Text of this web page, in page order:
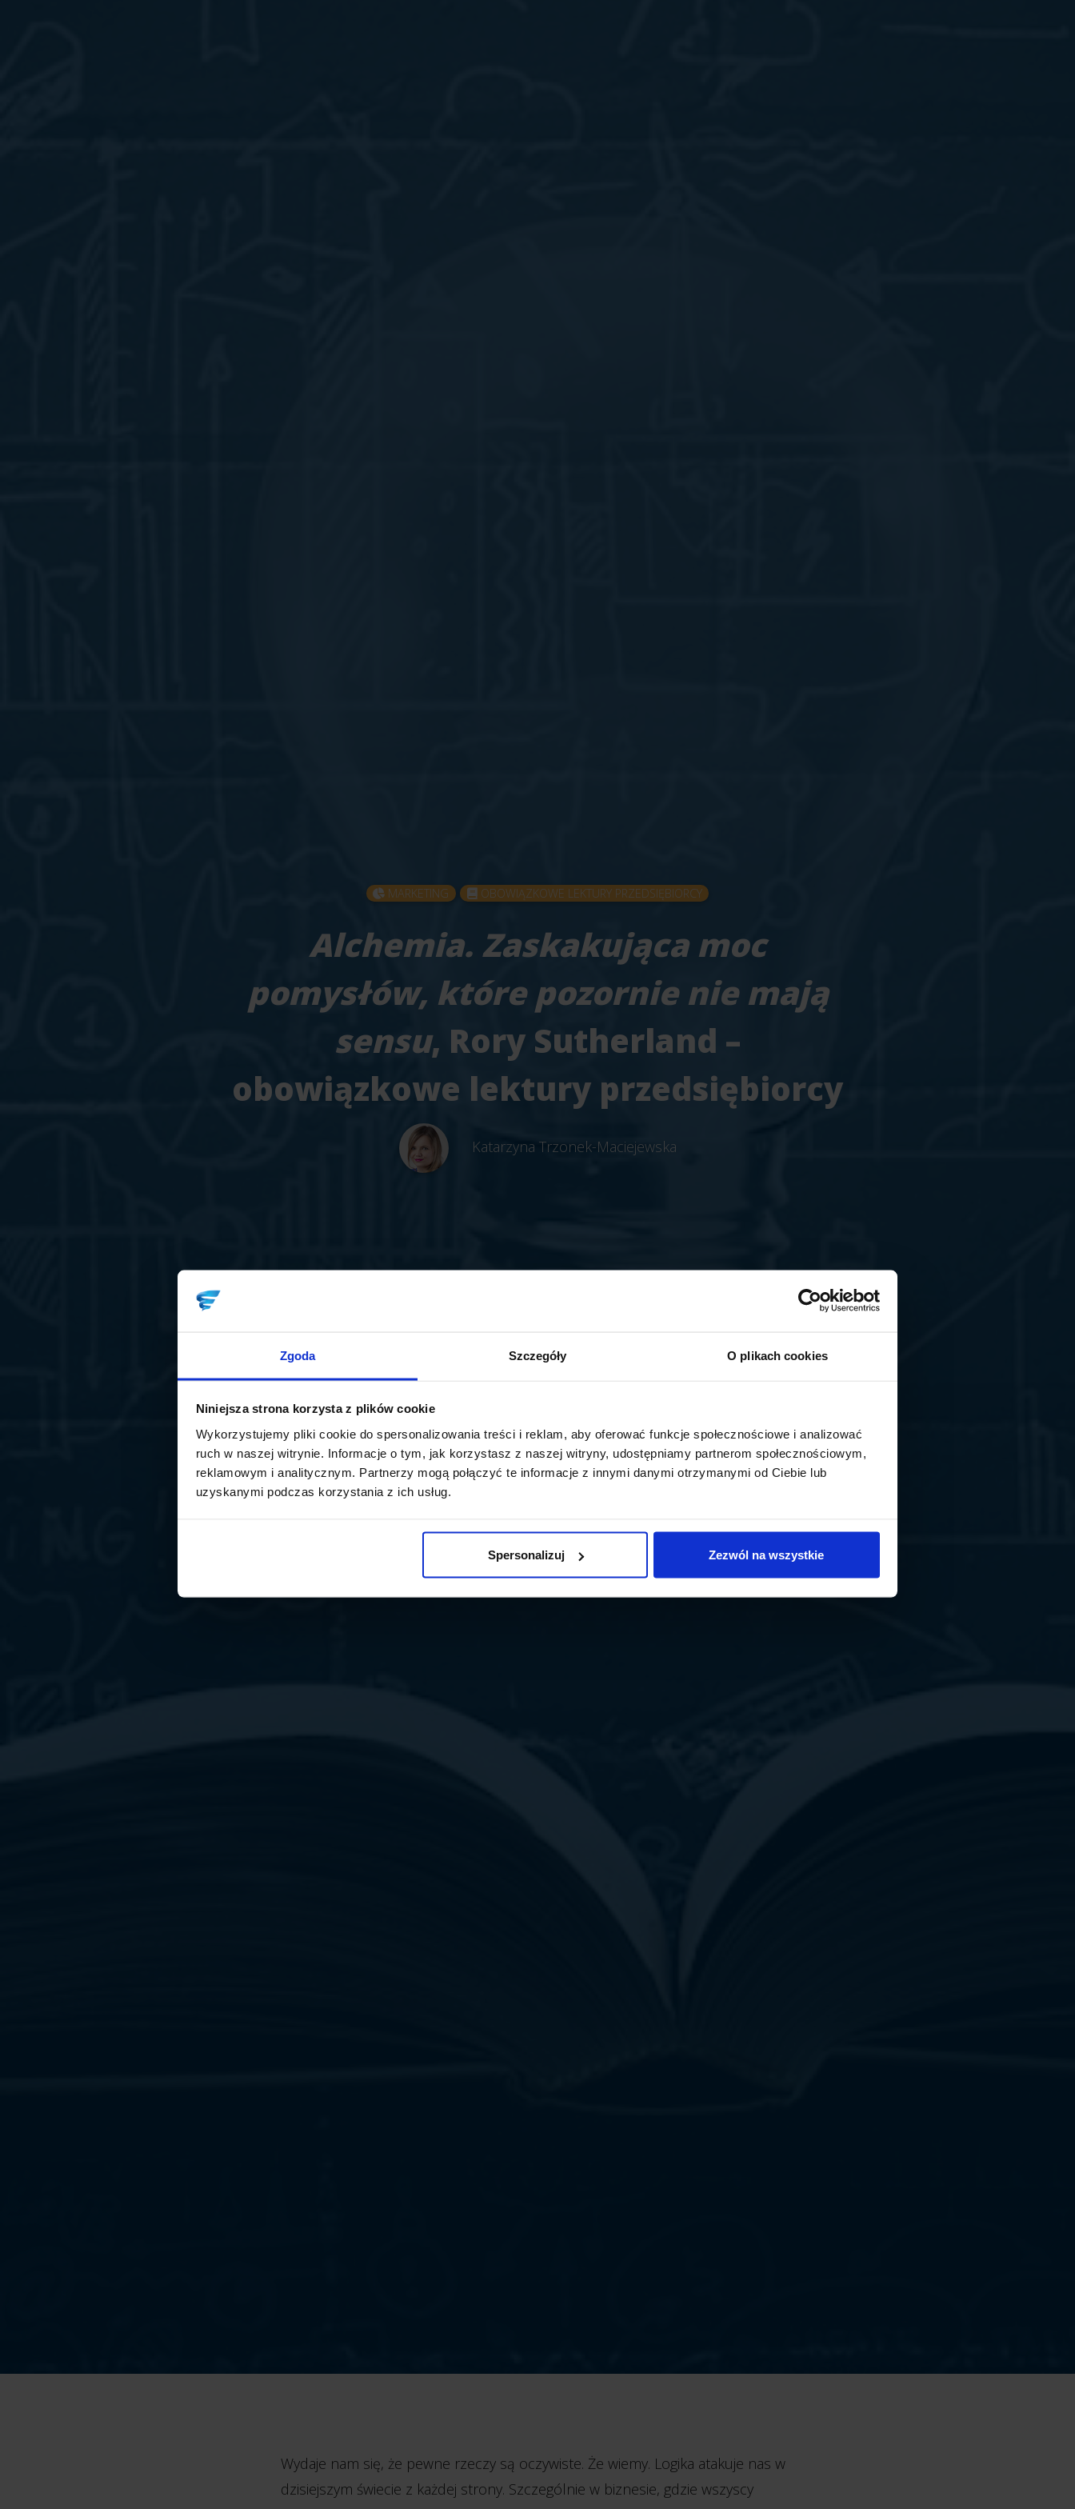
Zgoda Szczegóły O plikach cookies
Niniejsza strona korzysta z plików cookie
Wykorzystujemy pliki cookie do spersonalizowania treści i reklam, aby oferować funkcje społecznościowe i analizować
ruch w naszej witrynie. Informacje o tym, jak korzystasz z naszej witryny, udostępniamy partnerom społecznościowym,
reklamowym i analitycznym. Partnerzy mogą połączyć te informacje z innymi danymi otrzymanymi od Ciebie lub
uzyskanymi podczas korzystania z ich usług.
Spersonalizuj Zezwól na wszystkie
MARKETING OBOWIĄZKOWE LEKTURY PRZEDSIĘBIORCY
Alchemia. Zaskakująca moc
pomysłów, które pozornie nie mają
sensu, Rory Sutherland –
obowiązkowe lektury przedsiębiorcy
Katarzyna Trzonek-Maciejewska
Wydaje nam się, że pewne rzeczy są oczywiste. Że wiemy. Logika atakuje nas w
dzisiejszym świecie z każdej strony. Szczególnie w biznesie, gdzie wszyscy